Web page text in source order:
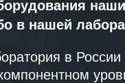
в нашей
в